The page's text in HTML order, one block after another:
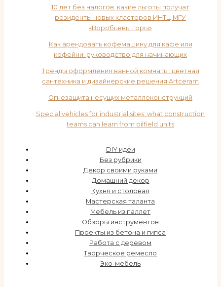
10 лет без налогов: какие льготы получат
резиденты новых кластеров ИНТЦ МГУ
«Воробьевы горы»
Как арендовать кофемашину для кафе или
кофейни: руководство для начинающих
Тренды оформления ванной комнаты: цветная
сантехника и дизайнерские решения Artceram
Огнезащита несущих металлоконструкций
Special vehicles for industrial sites: what construction
teams can learn from oilfield units
DIY идеи
Без рубрики
Декор своими руками
Домашний декор
Кухня и столовая
Мастерская таланта
Мебель из паллет
Обзоры инструментов
Проекты из бетона и гипса
Работа с деревом
Творческое ремесло
Эко-мебель